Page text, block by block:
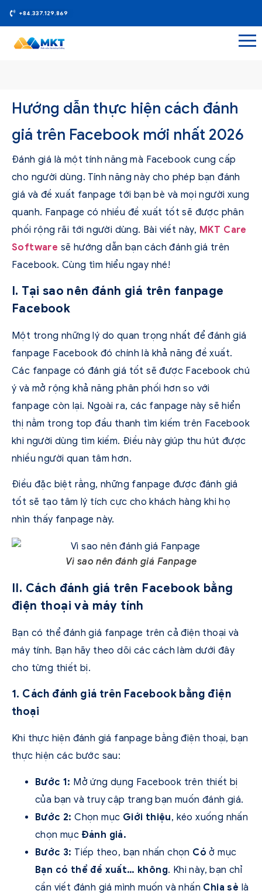
+84.337.129.869
Hướng dẫn thực hiện cách đánh
giá trên Facebook mới nhất 2026
Đánh giá là một tính năng mà Facebook cung cấp
cho người dùng. Tính năng này cho phép bạn đánh
giá và đề xuất fanpage tới bạn bè và mọi người xung
quanh. Fanpage có nhiều đề xuất tốt sẽ được phân
phối rộng rãi tới người dùng. Bài viết này, MKT Care
Software sẽ hướng dẫn bạn cách đánh giá trên
Facebook. Cùng tìm hiểu ngay nhé!
I. Tại sao nên đánh giá trên fanpage
Facebook
Một trong những lý do quan trọng nhất để đánh giá
fanpage Facebook đó chính là khả năng đề xuất.
Các fanpage có đánh giá tốt sẽ được Facebook chú
ý và mở rộng khả năng phân phối hơn so với
fanpage còn lại. Ngoài ra, các fanpage này sẽ hiển
thị nằm trong top đầu thanh tìm kiếm trên Facebook
khi người dùng tìm kiếm. Điều này giúp thu hút được
nhiều người quan tâm hơn.
Điều đặc biệt rằng, những fanpage được đánh giá
tốt sẽ tạo tâm lý tích cực cho khách hàng khi họ
nhìn thấy fanpage này.
Vì sao nên đánh giá Fanpage
II. Cách đánh giá trên Facebook bằng
điện thoại và máy tính
Bạn có thể đánh giá fanpage trên cả điện thoại và
máy tính. Bạn hãy theo dõi các cách làm dưới đây
cho từng thiết bị.
1. Cách đánh giá trên Facebook bằng điện
thoại
Khi thực hiện đánh giá fanpage bằng điện thoại, bạn
thực hiện các bước sau:
Bước 1: Mở ứng dụng Facebook trên thiết bị
của bạn và truy cập trang bạn muốn đánh giá.
Bước 2: Chọn mục Giới thiệu, kéo xuống nhấn
chọn mục Đánh giá.
Bước 3: Tiếp theo, bạn nhấn chọn Có ở mục
Bạn có thể đề xuất… không. Khi này, bạn chỉ
cần viết đánh giá mình muốn và nhấn Chia sẻ là